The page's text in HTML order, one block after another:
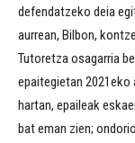
defendatzeko deia
aurrean, Bilbon,
Tutoretza osagarria
epaitegietan 2021eko
hartan, epaileak
bat eman zien;